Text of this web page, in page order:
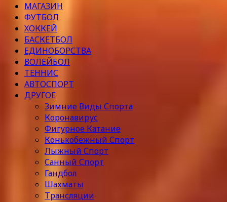
МАГАЗИН
ФУТБОЛ
ХОККЕЙ
БАСКЕТБОЛ
ЕДИНОБОРСТВА
ВОЛЕЙБОЛ
ТЕННИС
АВТОСПОРТ
ДРУГОЕ
Зимние Виды Спорта
Коронавирус
Фигурное Катание
Конькобежный Спорт
Лыжный Спорт
Санный Спорт
Гандбол
Шахматы
Трансляции